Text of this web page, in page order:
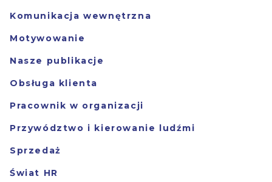
Komunikacja wewnętrzna
Motywowanie
Nasze publikacje
Obsługa klienta
Pracownik w organizacji
Przywództwo i kierowanie ludźmi
Sprzedaż
Świat HR